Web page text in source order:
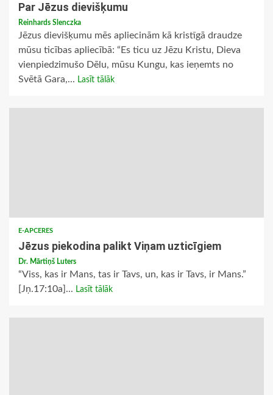
Par Jēzus dievišķumu
Reinhards Slenczka
Jēzus dievišķumu mēs apliecinām kā kristīgā draudze
mūsu ticības apliecībā: “Es ticu uz Jēzu Kristu, Dieva
vienpiedzimušo Dēlu, mūsu Kungu, kas ieņemts no
Svētā Gara,... Lasīt tālāk
E-APCERES
Jēzus piekodina palikt Viņam uzticīgiem
Dr. Mārtiņš Luters
“Viss, kas ir Mans, tas ir Tavs, un, kas ir Tavs, ir Mans.”
[Jņ.17:10a]... Lasīt tālāk